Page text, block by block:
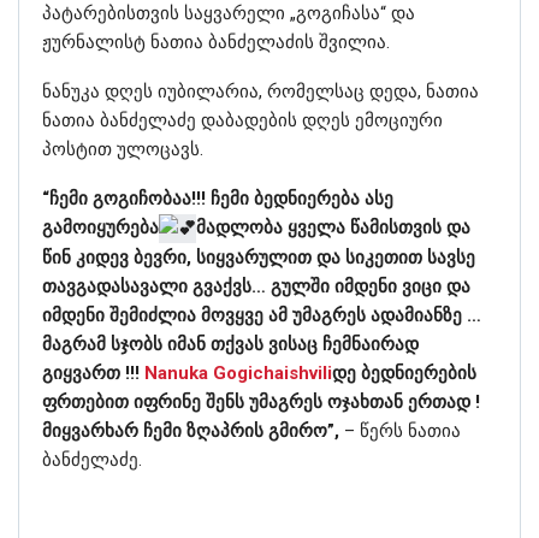
პატარებისთვის საყვარელი „გოგიჩასა“ და
ჟურნალისტ ნათია ბანძელაძის შვილია.
ნანუკა დღეს იუბილარია, რომელსაც დედა, ნათია
ნათია ბანძელაძე დაბადების დღეს ემოციური
პოსტით ულოცავს.
“ჩემი გოგიჩობაა!!! ჩემი ბედნიერება ასე
გამოიყურება
მადლობა ყველა წამისთვის და
წინ კიდევ ბევრი, სიყვარულით და სიკეთით სავსე
თავგადასავალი გვაქვს… გულში იმდენი ვიცი და
იმდენი შემიძლია მოვყვე ამ უმაგრეს ადამიანზე …
მაგრამ სჯობს იმან თქვას ვისაც ჩემნაირად
გიყვართ !!! Nanuka Gogichaishviliდე ბედნიერების
ფრთებით იფრინე შენს უმაგრეს ოჯახთან ერთად !
მიყვარხარ ჩემი ზღაპრის გმირო”, – წერს ნათია
ბანძელაძე.